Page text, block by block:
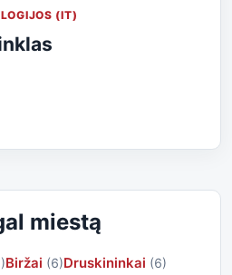
(IT)
miestą
Biržai (6)Druskininkai (6)